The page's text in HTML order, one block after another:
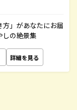
」があなたにお届
しの絶景集
詳細を見る